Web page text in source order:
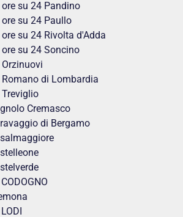
su 24 Pandino
su 24 Paullo
su 24 Rivolta d'Adda
su 24 Soncino
di Lombardia
Cremasco
di Bergamo